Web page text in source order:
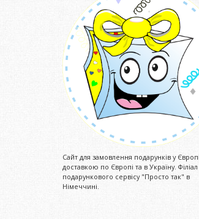
Сайт для замовлення подарунків у
доставкою по Європі та в Україну. Філіал
подарункового сервісу "Просто так" в
Німеччині.